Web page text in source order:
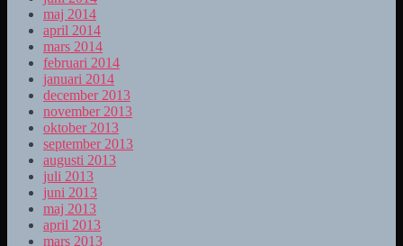
maj 2014
april 2014
mars 2014
februari 2014
januari 2014
december 2013
november 2013
oktober 2013
september 2013
augusti 2013
juli 2013
juni 2013
maj 2013
april 2013
mars 2013